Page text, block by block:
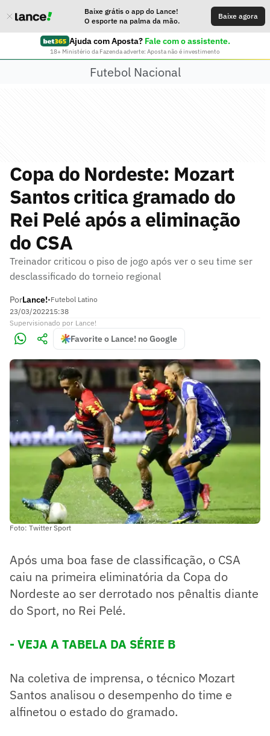
Baixe grátis o app do Lance!
O esporte na palma da mão.
Baixe agora
Ajuda com Aposta? Fale com o assistente.
18+ Ministério da Fazenda adverte: Aposta não é investimento
Futebol Nacional
Copa do Nordeste: Mozart
Santos critica gramado do
Rei Pelé após a eliminação
do CSA
Treinador criticou o piso de jogo após ver o seu time ser
desclassificado do torneio regional
PorLance!•Futebol Latino
23/03/202215:38
Supervisionado por Lance!
Favorite o Lance! no Google
Foto: Twitter Sport
Após uma boa fase de classificação, o CSA
caiu na primeira eliminatória da Copa do
Nordeste ao ser derrotado nos pênaltis diante
do Sport, no Rei Pelé.
- VEJA A TABELA DA SÉRIE B
Na coletiva de imprensa, o técnico Mozart
Santos analisou o desempenho do time e
alfinetou o estado do gramado.